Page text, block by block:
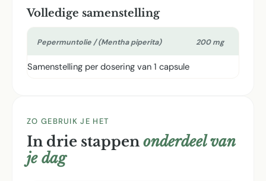
Volledige samenstelling
Samenstelling per dosering van 1 capsule
Pepermuntolie / (Mentha piperita) 200 mg
ZO GEBRUIK JE HET
In drie stappen onderdeel van
je dag